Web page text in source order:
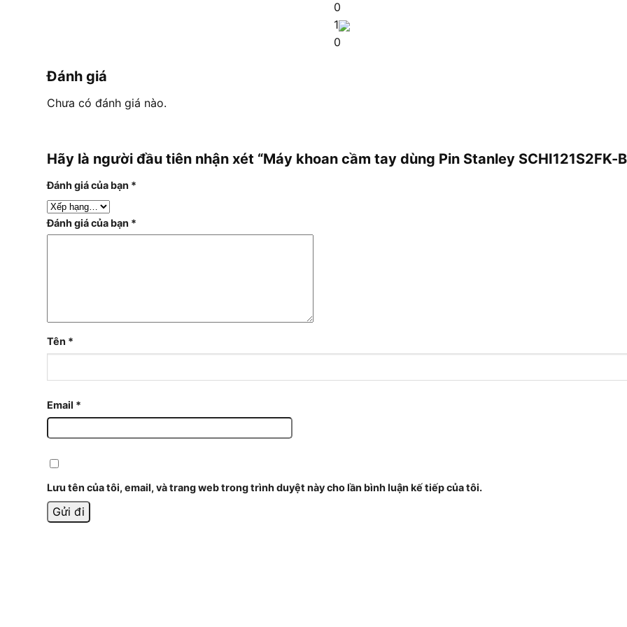
0
1
0
Đánh giá
Chưa có đánh giá nào.
Hãy là người đầu tiên nhận xét “Máy khoan cầm tay dùng Pin Stanley SCHI121S2FK-
Đánh giá của bạn *
Đánh giá của bạn *
Tên *
Email *
Lưu tên của tôi, email, và trang web trong trình duyệt này cho lần bình luận kế tiếp của tôi.